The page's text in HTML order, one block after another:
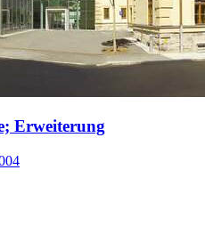
Erweiterung